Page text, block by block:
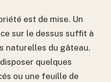
est de mise. Un
sur le dessus suffit à
naturelles du gâteau.
quelques
ou une feuille de